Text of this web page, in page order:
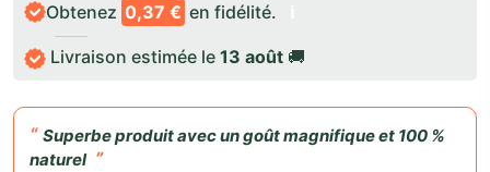
Obtenez 0,37 € en fidélité.
Livraison estimée le 13 août 🚚
Superbe produit avec un goût magnifique et 100 %
naturel